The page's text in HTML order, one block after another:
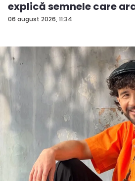
06 august 2026, 11:34
explică semnele care